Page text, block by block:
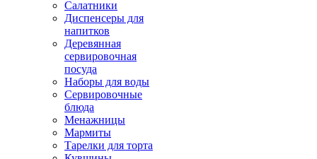
Салатники
Диспенсеры для
напитков
Деревянная
сервировочная
посуда
Наборы для воды
Сервировочные
блюда
Менажницы
Мармиты
Тарелки для торта